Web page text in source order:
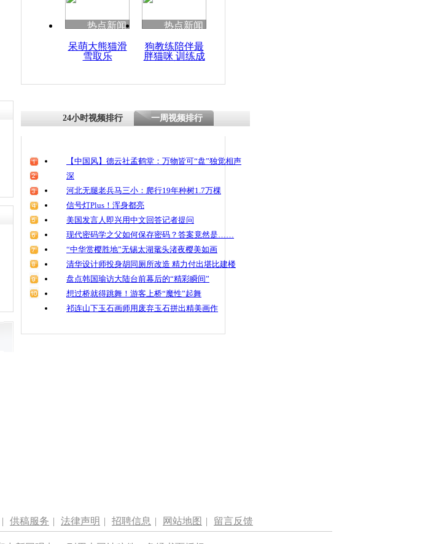
魂
热点新闻
呆萌大熊猫滑
雪取乐
热点新闻
狗教练陪伴最
胖猫咪 训练成
24小时视频排行 一周视频排行
【中国风】德云社孟鹤堂：万物皆可“盘”独觉相声
深
河北无腿老兵马三小：爬行19年种树1.7万棵
信号灯Plus！浑身都亮
美国发言人即兴用中文回答记者提问
现代密码学之父如何保存密码？答案竟然是……
“中华赏樱胜地”无锡太湖鼋头渚夜樱美如画
清华设计师投身胡同厕所改造 精力付出堪比建楼
盘点韩国瑜访大陆台前幕后的“精彩瞬间”
想过桥就得跳舞！游客上桥“魔性”起舞
祁连山下玉石画师用废弃玉石拼出精美画作
| 供稿服务 | 法律声明 | 招聘信息 | 网站地图 | 留言反馈